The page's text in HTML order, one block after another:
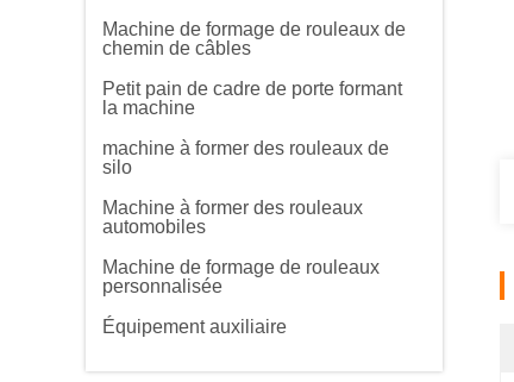
Machine de formage de rouleaux de
chemin de câbles
Petit pain de cadre de porte formant
la machine
machine à former des rouleaux de
silo
Machine à former des rouleaux
automobiles
Machine de formage de rouleaux
personnalisée
Équipement auxiliaire